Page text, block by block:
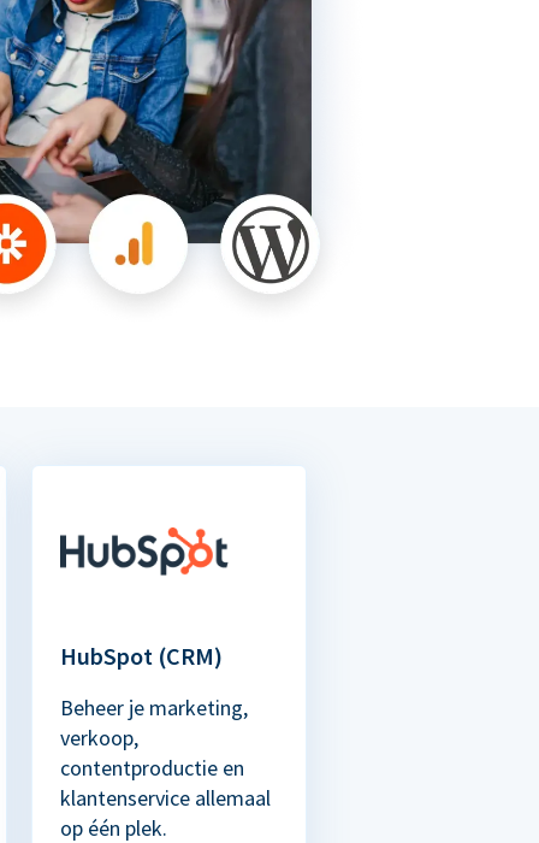
HubSpot (CRM)
Beheer je marketing,
verkoop,
contentproductie en
klantenservice allemaal
op één plek.